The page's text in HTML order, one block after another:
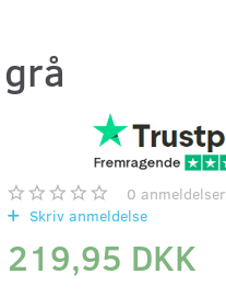
0 anmeldelser
Skriv anmeldelse
219,95 DKK